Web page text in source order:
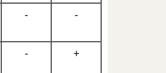
- -
- +